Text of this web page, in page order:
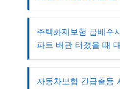
주택화재보험 급배수
파트 배관 터졌을 때
자동차보험 긴급출동